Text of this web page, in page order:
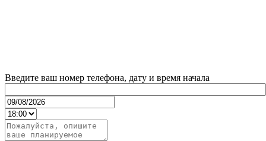
Введите ваш номер телефона, дату и время начала